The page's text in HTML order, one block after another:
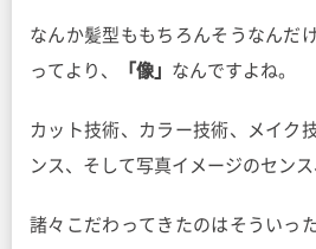
なんか髪型ももちろんそうなんだけ
ってより、
「像」 なんですよね。
カット技術、カラー技術、メイク
ンス、そして写真イメージのセン
諸々こだわってきたのはそういっ